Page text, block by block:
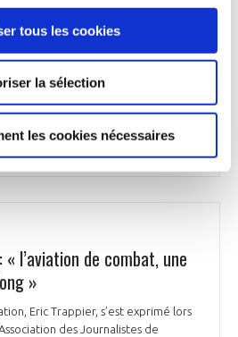
tous les cookies
la sélection
les cookies nécessaires
», se félicite Eric Trappier.
l’UIMM, le dirigeant se dit « inquiet
compétitivité des entreprises
« Il manque 25 000 emplois
de l’UIMM », rappelle-t-il.
l’aviation de combat, une
»
Eric Trappier, s’est exprimé lors
des Journalistes de